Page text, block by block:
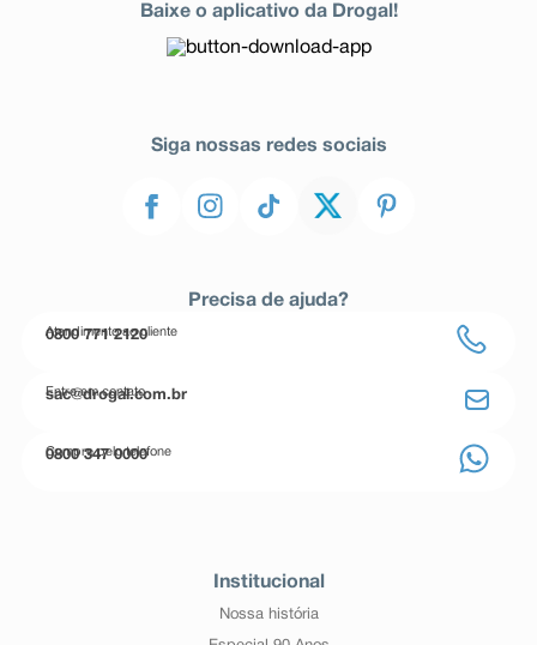
Baixe o aplicativo da Drogal!
Siga nossas redes sociais
Precisa de ajuda?
Atendimento ao cliente
0800 771 2120
Entre em contato
sac@drogal.com.br
Compre pelo telefone
0800 347 0000
Institucional
Nossa história